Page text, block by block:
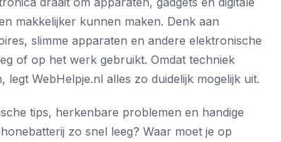
makkelijker kunnen maken. Denk aan
slimme apparaten en andere elektronische
of op het werk gebruikt. Omdat techniek
WebHelpje.nl alles zo duidelijk mogelijk uit.
tips, herkenbare problemen en handige
zo snel leeg? Waar moet je op